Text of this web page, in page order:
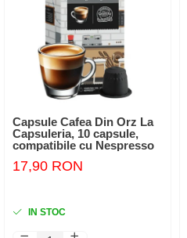
Capsule Cafea Din Orz La
Capsuleria, 10 capsule,
compatibile cu Nespresso
17,90 RON
IN STOC